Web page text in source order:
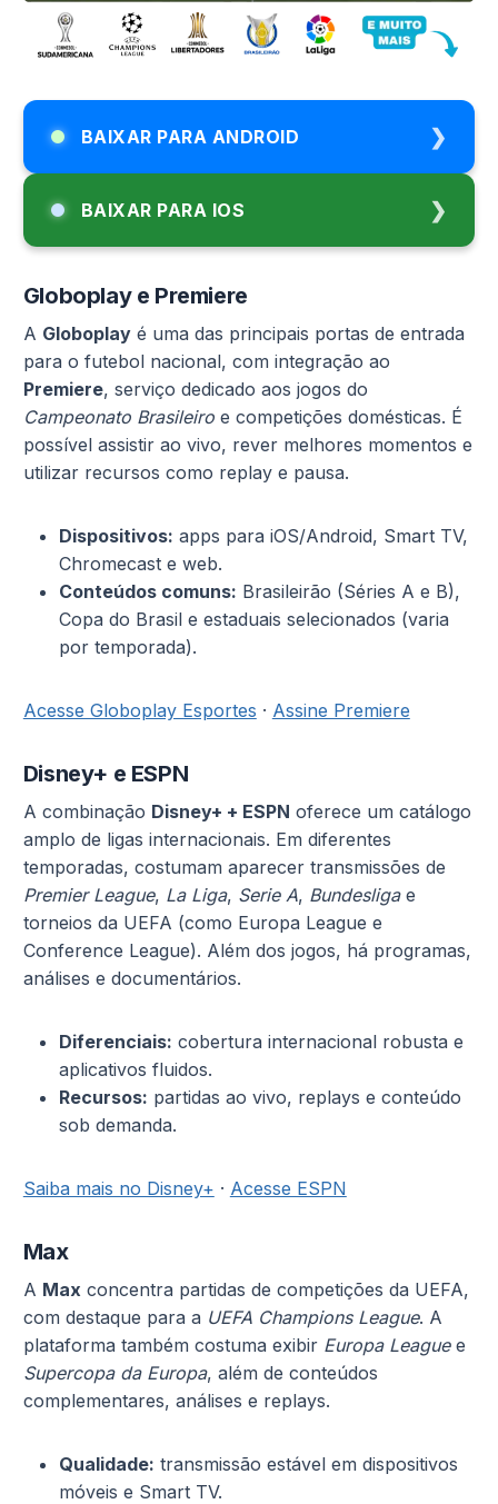
BAIXAR PARA ANDROID
BAIXAR PARA IOS
Globoplay e Premiere
A Globoplayé uma das principais portas de entrada
para o futebol nacional, com integração ao
Premiere, serviço dedicado aos jogos do
Campeonato Brasileiroe competições domésticas. É
possível assistir ao vivo, rever melhores momentos e
utilizar recursos como replay e pausa.
Dispositivos: apps para iOS/Android, Smart TV,
Chromecast e web.
Conteúdos comuns: Brasileirão (Séries A e B),
Copa do Brasil e estaduais selecionados (varia
por temporada).
Acesse Globoplay Esportes · Assine Premiere
Disney+ e ESPN
A combinação Disney+ + ESPN oferece um catálogo
amplo de ligas internacionais. Em diferentes
temporadas, costumam aparecer transmissões de
Premier League, La Liga, Serie A, Bundesligae
torneios da UEFA (como Europa League e
Conference League). Além dos jogos, há programas,
análises e documentários.
Diferenciais: cobertura internacional robusta e
aplicativos fluidos.
Recursos: partidas ao vivo, replays e conteúdo
sob demanda.
Saiba mais no Disney+ · Acesse ESPN
Max
A Maxconcentra partidas de competições da UEFA,
com destaque para a UEFA Champions League. A
plataforma também costuma exibir Europa Leaguee
Supercopa da Europa, além de conteúdos
complementares, análises e replays.
Qualidade: transmissão estável em dispositivos
móveis e Smart TV.